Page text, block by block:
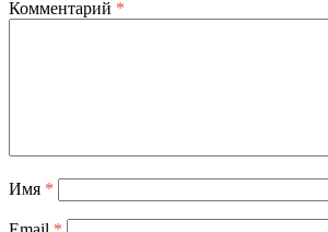
Комментарий *
Имя *